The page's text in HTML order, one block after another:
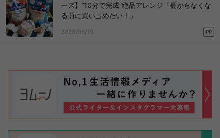
ーズ】“10分で完成”絶品アレンジ「棚からなくな
る前に買い占めたい！」
2026/05/19 PR